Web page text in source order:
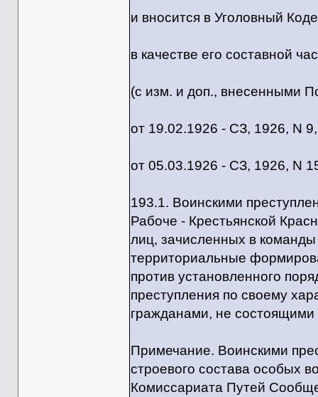
и вносится в Уголовный
в качестве его составной
(с изм. и доп., внесенными
от 19.02.1926 - СЗ, 1926, N 9,
от 05.03.1926 - СЗ, 1926, N
193.1. Воинскими
Рабоче - Крестьянской
лиц, зачисленных в
территориальные
против установленного
преступления по своему
гражданами, не
Примечание. Воинскими
строевого состава особых
Комиссариата Путей